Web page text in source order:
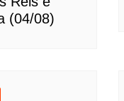
(04/08)